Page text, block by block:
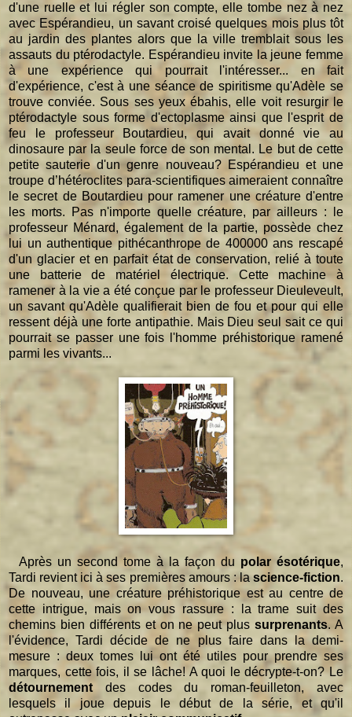
d'une ruelle et lui régler son compte, elle tombe nez à nez
avec Espérandieu, un savant croisé quelques mois plus tôt
au jardin des plantes alors que la ville tremblait sous les
assauts du ptérodactyle. Espérandieu invite la jeune femme
à une expérience qui pourrait l'intéresser... en fait
d'expérience, c'est à une séance de spiritisme qu'Adèle se
trouve conviée. Sous ses yeux ébahis, elle voit resurgir le
ptérodactyle sous forme d'ectoplasme ainsi que l'esprit de
feu le professeur Boutardieu, qui avait donné vie au
dinosaure par la seule force de son mental. Le but de cette
petite sauterie d'un genre nouveau? Espérandieu et une
troupe d’hétéroclites para-scientifiques aimeraient connaître
le secret de Boutardieu pour ramener une créature d'entre
les morts. Pas n'importe quelle créature, par ailleurs : le
professeur Ménard, également de la partie, possède chez
lui un authentique pithécanthrope de 400000 ans rescapé
d'un glacier et en parfait état de conservation, relié à toute
une batterie de matériel électrique. Cette machine à
ramener à la vie a été conçue par le professeur Dieuleveult,
un savant qu'Adèle qualifierait bien de fou et pour qui elle
ressent déjà une forte antipathie. Mais Dieu seul sait ce qui
pourrait se passer une fois l'homme préhistorique ramené
parmi les vivants...
Après un second tome à la façon du polar ésotérique,
Tardi revient ici à ses premières amours : lascience-fiction.
De nouveau, une créature préhistorique est au centre de
cette intrigue, mais on vous rassure : la trame suit des
chemins bien différents et on ne peut plussurprenants. A
l'évidence, Tardi décide de ne plus faire dans la demi-
mesure : deux tomes lui ont été utiles pour prendre ses
marques, cette fois, il se lâche! A quoi le décrypte-t-on? Le
détournementdes codes du roman-feuilleton, avec
lesquels il joue depuis le début de la série, et qu'il